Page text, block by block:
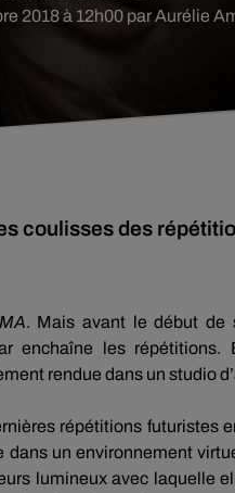
2018 à 12h00 par Aurélie
coulisses des
. Mais avant le début de
enchaîne les répétitions.
rendue dans un studio
répétitions futuristes
dans un environnement
lumineux avec laquelle